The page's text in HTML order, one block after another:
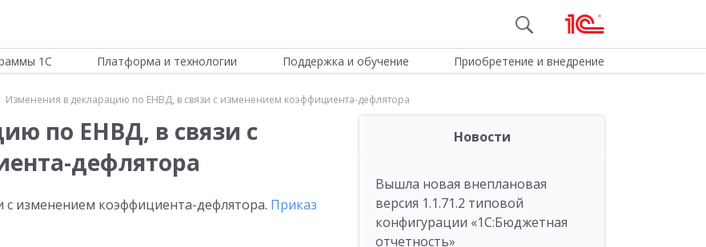
1С Платформа и технологии Поддержка и обучение Приобретение и внедрение
Изменения в декларацию по ЕНВД, в связи с изменением коэффициента-дефлятора
по ЕНВД, в связи с
дефлятора
изменением коэффициента-дефлятора. Приказ
Новости
Вышла новая внеплановая
версия 1.1.71.2 типовой
конфигурации «1C:Бюджетная
отчетность»